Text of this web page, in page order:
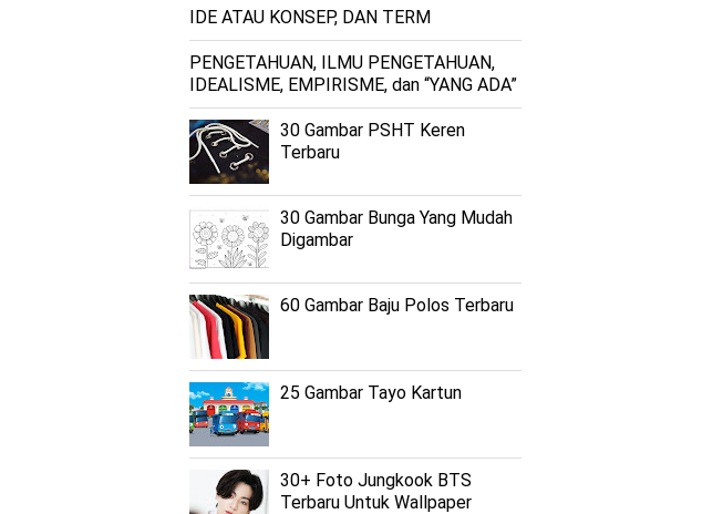
IDE ATAU KONSEP, DAN TERM
PENGETAHUAN, ILMU PENGETAHUAN,
IDEALISME, EMPIRISME, dan “YANG ADA”
30 Gambar PSHT Keren
Terbaru
30 Gambar Bunga Yang Mudah
Digambar
60 Gambar Baju Polos Terbaru
25 Gambar Tayo Kartun
30+ Foto Jungkook BTS
Terbaru Untuk Wallpaper